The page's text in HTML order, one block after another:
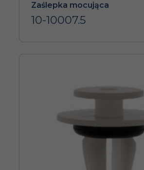
Zaślepka mocująca
10-10007.5